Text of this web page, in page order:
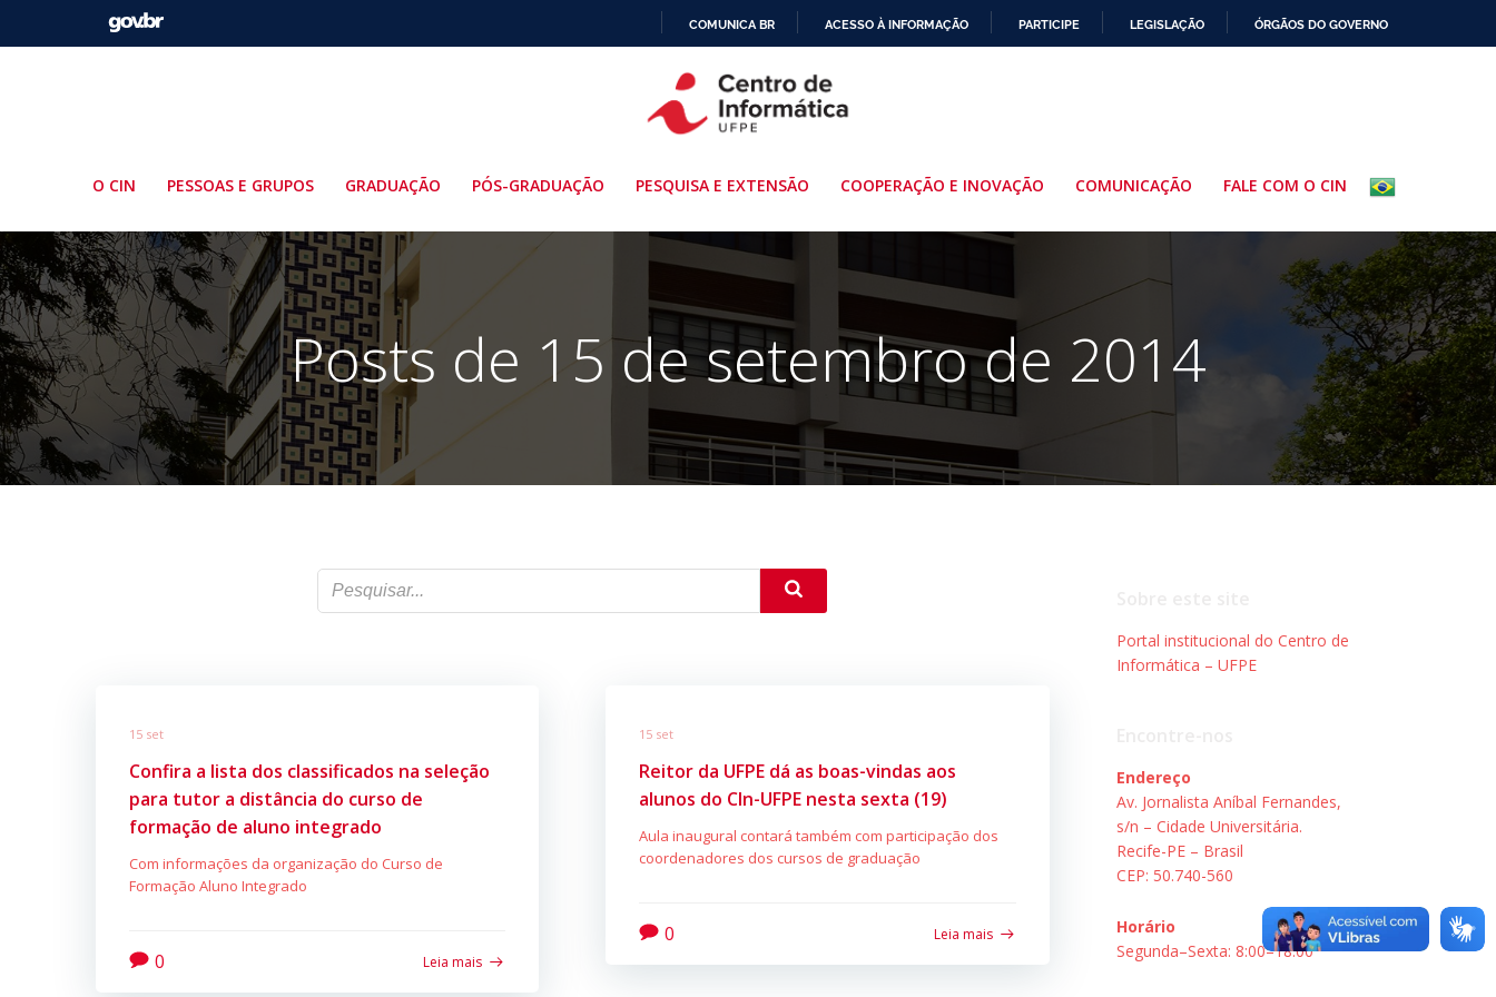
PARA
O
COMUNICA BR ACESSO À INFORMAÇÃO PARTICIPE LEGISLAÇÃO ÓRGÃOS DO GOVERNO
O CIN PESSOAS E GRUPOS GRADUAÇÃO PÓS-GRADUAÇÃO PESQUISA E EXTENSÃO COOPERAÇÃO E INOVAÇÃO COMUNICAÇÃO FALE COM O CIN
Posts de 15 de setembro de 2014
15 set
Confira a lista dos classificados na seleção
para tutor a distância do curso de
formação de aluno integrado
Com informações da organização do Curso de
Formação Aluno Integrado
0 Leia mais
15 set
Reitor da UFPE dá as boas-vindas aos
alunos do CIn-UFPE nesta sexta (19)
Aula inaugural contará também com participação dos
coordenadores dos cursos de graduação
0 Leia mais
Portal institucional do Centro de
Informática – UFPE
Endereço
Av. Jornalista Aníbal Fernandes,
s/n – Cidade Universitária.
Recife-PE – Brasil
CEP: 50.740-560
Horário
Segunda–Sexta: 8:00–18:00